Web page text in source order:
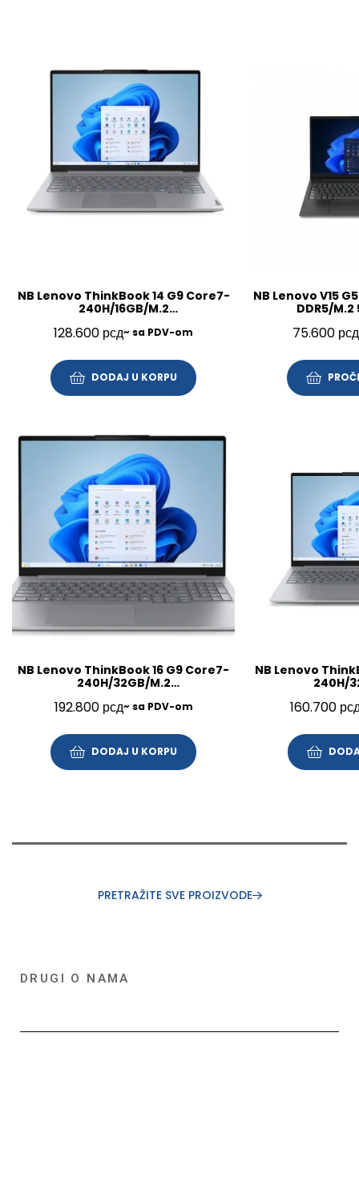
NB Lenovo ThinkBook 14 G9 Core7-
240H/16GB/M.2
128.600 рсд~ sa PDV-om
DODAJ U KORPU
NB Lenovo V15
DDR5/M.2
75.600 рсд
NB Lenovo ThinkBook 16 G9 Core7-
240H/32GB/M.2
192.800 рсд~ sa PDV-om
DODAJ U KORPU
NB Lenovo
240H/
160.700
PRETRAŽITE SVE PROIZVODE
DRUGI O NAMA